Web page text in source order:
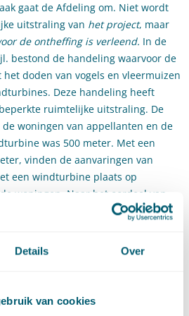
Details Over
van cookies
gaat de Afdeling om. Niet wordt
uitstraling van het project, maar
de ontheffing is verleend. In de
bestond de handeling waarvoor de
doden van vogels en vleermuizen
Deze handeling heeft
ruimtelijke uitstraling. De
woningen van appellanten en de
was 500 meter. Met een
vinden de aanvaringen van
een windturbine plaats op
woningen. Naar het oordeel van
op deze afstand geen
worden derhalve niet als
dit voor de